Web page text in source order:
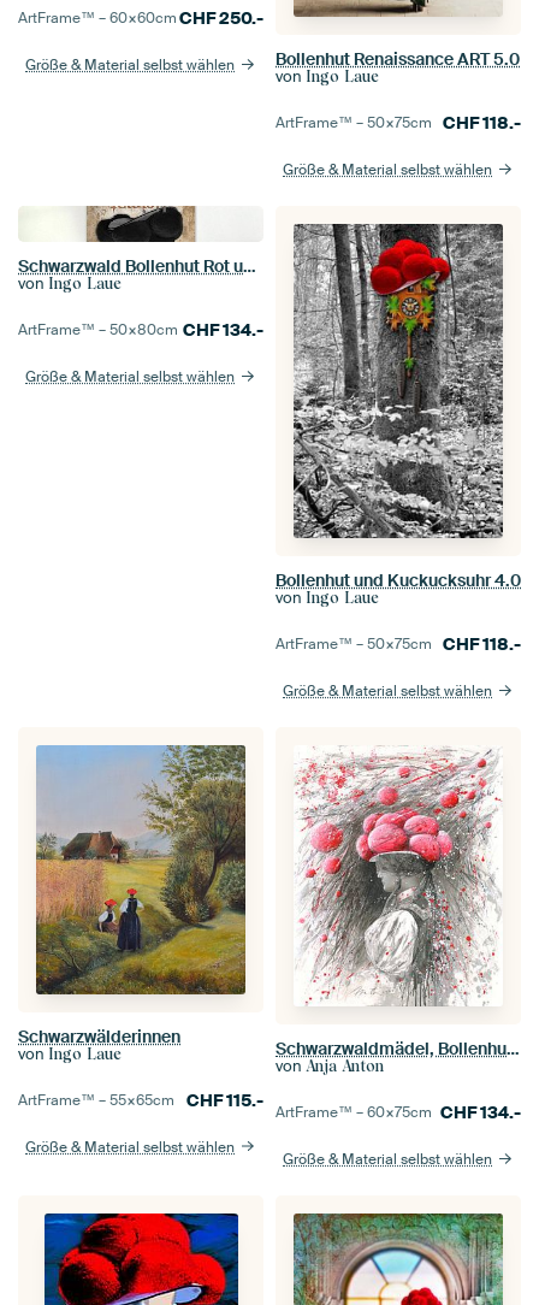
ArtFrame™ –60×60cmCHF250.-
Größe & Material selbst wählen Bollenhut Renaissance ART 5.0
von Ingo Laue
ArtFrame™ –50×75cm CHF118.-
Größe & Material selbst wählen
Schwarzwald Bollenhut Rot und Schwarz
von Ingo Laue
ArtFrame™ –50×80cm CHF134.-
Größe & Material selbst wählen
Bollenhut und Kuckucksuhr 4.0
von Ingo Laue
ArtFrame™ –50×75cm CHF118.-
Größe & Material selbst wählen
Schwarzwälderinnen
von Ingo Laue
ArtFrame™ –55×65cm CHF115.-
Größe & Material selbst wählen
Schwarzwaldmädel, Bollenhut, schwarz/ weiß/ rot
von Anja Anton
ArtFrame™ –60×75cm CHF134.-
Größe & Material selbst wählen